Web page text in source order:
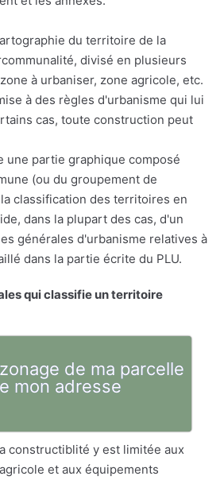
du territoire de la
divisé en plusieurs
à urbaniser, zone agricole, etc.
à des règles d'urbanisme qui lui
cas, toute construction peut
une partie graphique composé
(ou du groupement de
classification des territoires en
dans la plupart des cas, d'un
générales d'urbanisme relatives à
dans la partie écrite du PLU.
qui classifie un territoire
de ma parcelle
mon adresse
constructiblité y est limitée aux
et aux équipements